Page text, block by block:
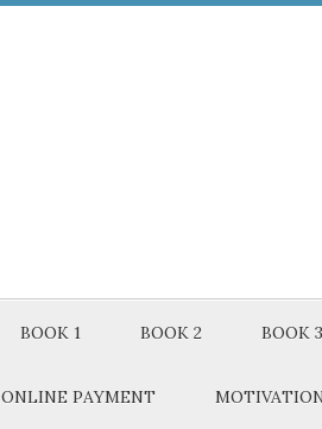
BOOK 1 BOOK 2 BOOK 3
ONLINE PAYMENT